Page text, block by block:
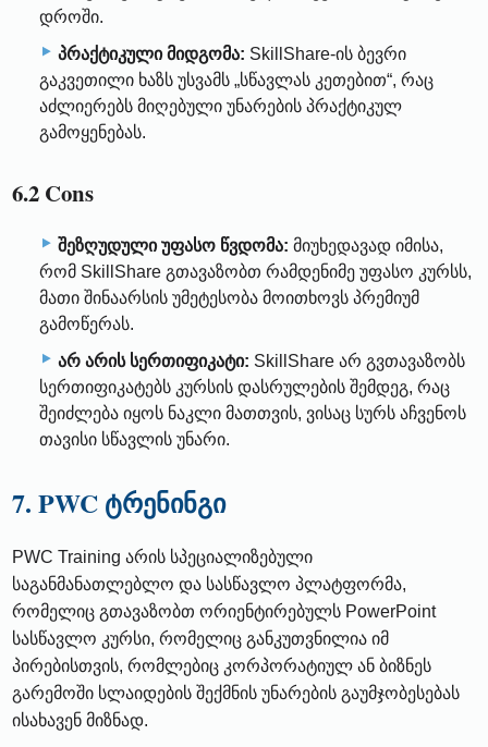
დროში.
პრაქტიკული მიდგომა: SkillShare-ის ბევრი
გაკვეთილი ხაზს უსვამს „სწავლას კეთებით“, რაც
აძლიერებს მიღებული უნარების პრაქტიკულ
გამოყენებას.
6.2 Cons
შეზღუდული უფასო წვდომა: მიუხედავად იმისა,
რომ SkillShare გთავაზობთ რამდენიმე უფასო კურსს,
მათი შინაარსის უმეტესობა მოითხოვს პრემიუმ
გამოწერას.
არ არის სერთიფიკატი: SkillShare არ გვთავაზობს
სერთიფიკატებს კურსის დასრულების შემდეგ, რაც
შეიძლება იყოს ნაკლი მათთვის, ვისაც სურს აჩვენოს
თავისი სწავლის უნარი.
7. PWC ტრენინგი
PWC Training არის სპეციალიზებული
საგანმანათლებლო და სასწავლო პლატფორმა,
რომელიც გთავაზობთ ორიენტირებულს PowerPoint
სასწავლო კურსი, რომელიც განკუთვნილია იმ
პირებისთვის, რომლებიც კორპორატიულ ან ბიზნეს
გარემოში სლაიდების შექმნის უნარების გაუმჯობესებას
ისახავენ მიზნად.